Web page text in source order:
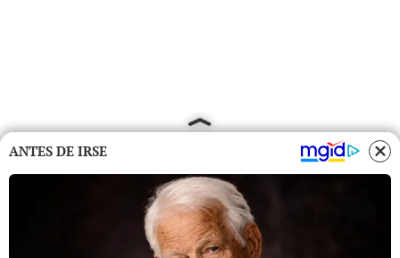
ANTES DE IRSE